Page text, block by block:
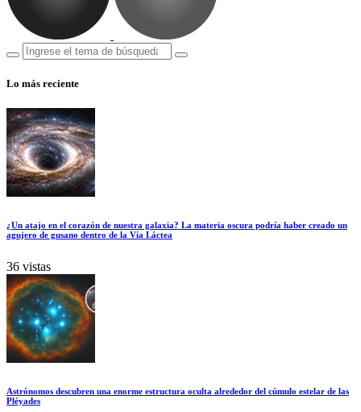
Lo más reciente
¿Un atajo en el corazón de nuestra galaxia? La materia oscura podría haber creado un
agujero de gusano dentro de la Vía Láctea
36 vistas
Astrónomos descubren una enorme estructura oculta alrededor del cúmulo estelar de las
Pléyades